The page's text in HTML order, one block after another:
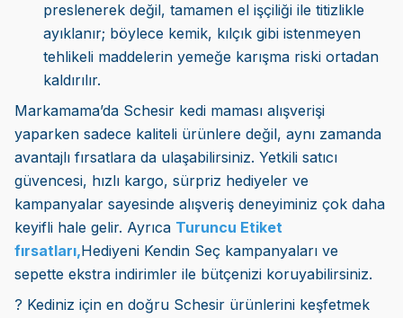
preslenerek değil, tamamen el işçiliği ile titizlikle
ayıklanır; böylece kemik, kılçık gibi istenmeyen
tehlikeli maddelerin yemeğe karışma riski ortadan
kaldırılır.
Markamama’da Schesir kedi maması alışverişi
yaparken sadece kaliteli ürünlere değil, aynı zamanda
avantajlı fırsatlara da ulaşabilirsiniz. Yetkili satıcı
güvencesi, hızlı kargo, sürpriz hediyeler ve
kampanyalar sayesinde alışveriş deneyiminiz çok daha
keyifli hale gelir. Ayrıca Turuncu Etiket
fırsatları,Hediyeni Kendin Seç kampanyaları ve
sepette ekstra indirimler ile bütçenizi koruyabilirsiniz.
? Kediniz için en doğru Schesir ürünlerini keşfetmek